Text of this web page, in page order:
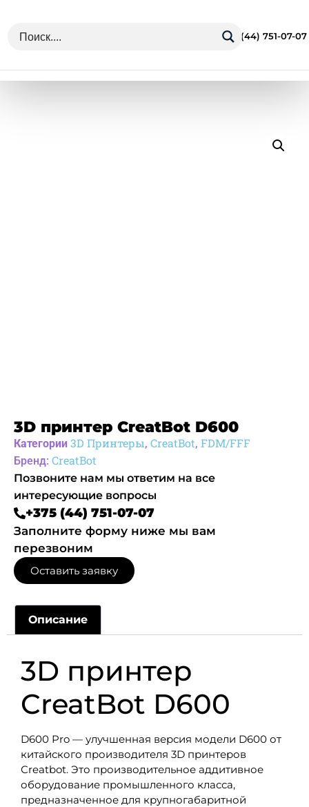
+375 (44) 751-07-07
3D принтер CreatBot D600
Категории 3D Принтеры, CreatBot, FDM/FFF
Бренд: CreatBot
Позвоните нам мы ответим на все
интересующие вопросы
+375 (44) 751-07-07
Заполните форму ниже мы вам
перезвоним
Оставить заявку
Описание
3D принтер
CreatBot D600
D600 Pro — улучшенная версия модели D600 от
китайского производителя 3D принтеров
Сreatbot. Это производительное аддитивное
оборудование промышленного класса,
предназначенное для крупногабаритной